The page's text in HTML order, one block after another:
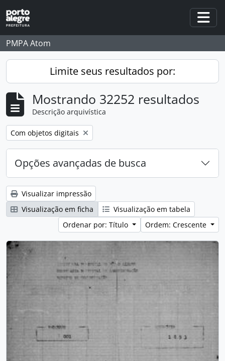
Skip to main content
PMPA Atom
Limite seus resultados por:
Mostrando 32252 resultados
Descrição arquivística
Remover filtro:
Com objetos digitais
Opções avançadas de busca
Visualizar impressão
Visualização em ficha
Visualização em tabela
Ordenar por: Título
Ordem: Crescente